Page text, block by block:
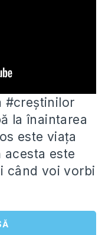
#creștinilor
la înaintarea
este viața
acesta este
când voi vorbi